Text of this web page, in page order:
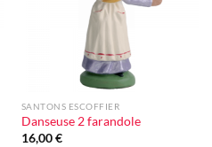
SANTONS ESCOFFIER
Danseuse 2 farandole
16,00€